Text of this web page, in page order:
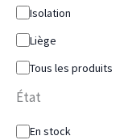
Isolation
Liège
Tous les produits
État
En stock